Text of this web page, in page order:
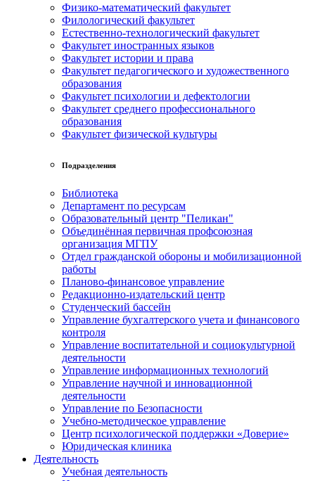
Физико-математический факультет
Филологический факультет
Естественно-технологический факультет
Факультет иностранных языков
Факультет истории и права
Факультет педагогического и художественного
образования
Факультет психологии и дефектологии
Факультет среднего профессионального
образования
Факультет физической культуры
Подразделения
Библиотека
Департамент по ресурсам
Образовательный центр "Пеликан"
Объединённая первичная профсоюзная
организация МГПУ
Отдел гражданской обороны и мобилизационной
работы
Планово-финансовое управление
Редакционно-издательский центр
Студенческий бассейн
Управление бухгалтерского учета и финансового
контроля
Управление воспитательной и социокультурной
деятельности
Управление информационных технологий
Управление научной и инновационной
деятельности
Управление по Безопасности
Учебно-методическое управление
Центр психологической поддержки «Доверие»
Юридическая клиника
Деятельность
Учебная деятельность